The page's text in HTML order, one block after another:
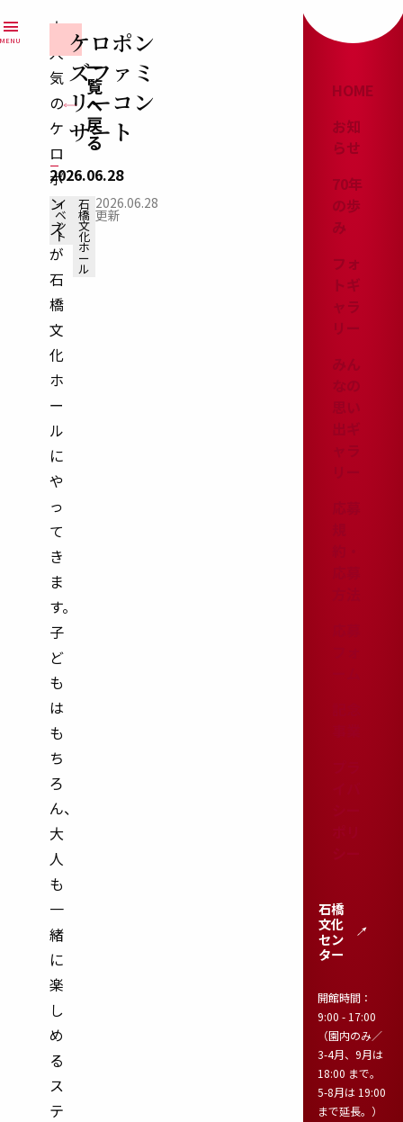
to
content
menu
MENU
周
年
記
念
事
業
ケロポン
ズファミ
リーコン
サート
2026.06.28
イ
ベ
ン
ト
石
橋
文
化
ホ
ー
ル
2026.06.28
更新
大
人
気
の
ケ
ロ
ポ
ン
ズ
が
石
橋
文
化
ホ
ー
ル
に
や
っ
て
き
ま
す。
子
ど
も
は
も
ち
ろ
ん、
大
人
も
一
緒
に
楽
し
め
る
ス
テ
一
覧
へ
戻
る
HOME
お知
らせ
70年
の歩
み
フォ
トギ
ャラ
リー
みん
なの
思い
出ギ
石橋
文化
セン
ター
開館時間：
9:00 - 17:00
（園内のみ／
3-4月、9月は
18:00 まで。
5-8月は 19:00
まで延長。）